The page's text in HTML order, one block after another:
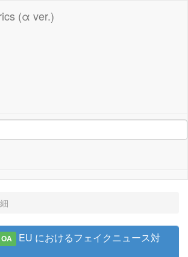
(α ver.)
OA
EU におけるフェイクニュース対